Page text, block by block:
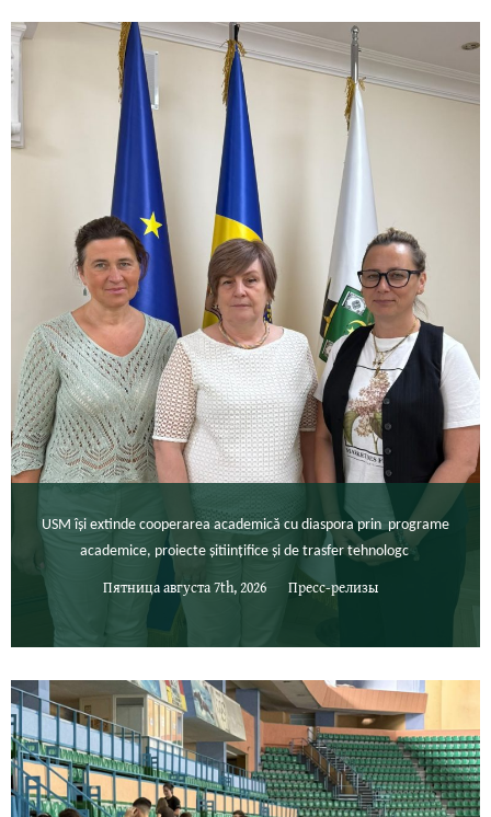
USM își extinde cooperarea academică cu diaspora prin programe
academice, proiecte șitiințifice și de trasfer tehnologc
Пятница августа 7th, 2026 Пресс-релизы